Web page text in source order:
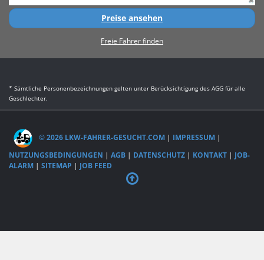
Preise ansehen
Freie Fahrer finden
* Sämtliche Personenbezeichnungen gelten unter Berücksichtigung des AGG für alle
Geschlechter.
© 2026 LKW-FAHRER-GESUCHT.COM | IMPRESSUM |
NUTZUNGSBEDINGUNGEN | AGB | DATENSCHUTZ | KONTAKT | JOB-
ALARM | SITEMAP | JOB FEED